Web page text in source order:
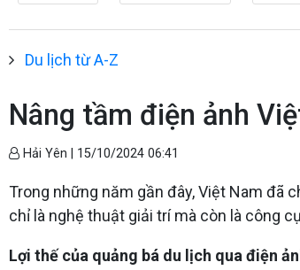
Du lịch từ A-Z
Nâng tầm điện ảnh
Hải Yên | 15/10/2024 06:41
Trong những năm gần đây, Việt Nam đã
chỉ là nghệ thuật giải trí mà còn là công
Lợi thế của quảng bá du lịch qua điện